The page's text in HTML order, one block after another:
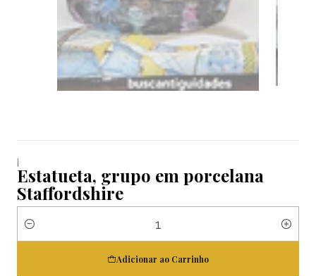
|
Estatueta, grupo em porcelana
Staffordshire
Quantidade
Adicionar ao Carrinho